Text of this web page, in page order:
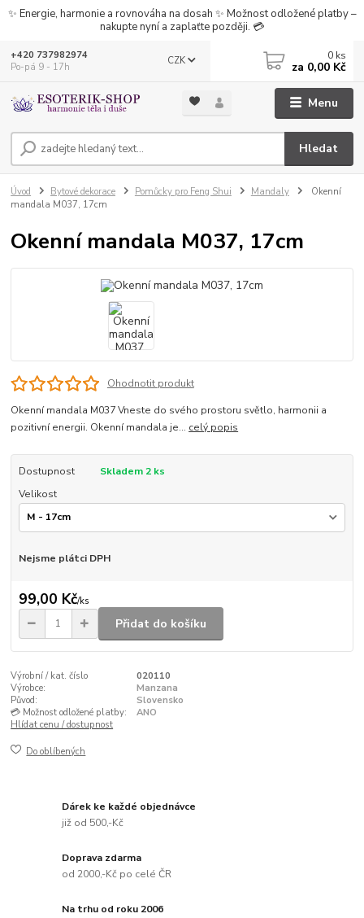
✨ Energie, harmonie a rovnováha na dosah ✨ Možnost odložené platby –
nakupte nyní a zaplaťte později. 💳
Menu
CZK
Hledat
+420 737982974
Po-pá 9 - 17h
0 ks
za 0,00 Kč
Úvod Bytové dekorace Pomůcky pro Feng Shui Mandaly
Okenní
mandala M037, 17cm
Okenní mandala M037, 17cm
Ohodnotit produkt
Okenní mandala M037 Vneste do svého prostoru světlo, harmonii a
pozitivní energii. Okenní mandala je... celý popis
Dostupnost
Skladem 2 ks
Velikost
Nejsme plátci DPH
99,00 Kč/ks
Přidat do košíku
Výrobní / kat. číslo
020110
Výrobce:
Manzana
Původ:
Slovensko
💳 Možnost odložené platby:
ANO
Hlídat cenu / dostupnost
Do oblíbených
Dárek ke každé objednávce
již od 500,-Kč
Doprava zdarma
od 2000,-Kč po celé ČR
Na trhu od roku 2006